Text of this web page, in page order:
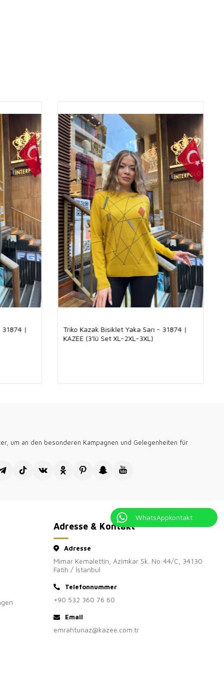
WhatsAppkontakt
mit ihrem angenehmen und stilvollen Aussehen ihren Platz in
Frauen jeden Alters. Diese Modelle, die durch ihre
den ganzen Tag über für ein angenehmes
sind mit ihren modischen Trendlinien für stilbewusste Frauen
Besitzer von Großhandelsboutiquen bietet Strickwaren eine
mit unterschiedlichen Farb-, Modell- und Musteroptionen.
es den Kunden, Strickmodelle zu finden, die zum
Darüber hinaus ist die Tatsache, dass Strickwaren aus
Stoffen bestehen, einer der Hauptgründe für ihre bevorzugte
Das Produkt, bei dem Haltbarkeit und Flexibilität
aus 100 % Polyamidgewebe. Polyamid ist ein Stofftyp,
und Flexibilität bekannt ist. Dank seiner leichten Struktur
Körper an und bietet Bewegungsfreiheit. Darüber hinaus
seine Feuchtigkeitsresistenz und seine schnelltrocknenden
Pullover kann bequem zu allen vier Jahreszeiten getragen
modernen und stylischen Design passt es zu jeder
wird zu einem unverzichtbaren Bestandteil Ihrer Garderobe.
steht für Qualität und Stil. In unseren Boutiquen in Berlin, München
wir sorgfältig ausgewählte Damenbekleidung zu
Großhandelspreisen an. Unsere Kollektionen sind auf die
31874 |
Triko Kazak Bisiklet Yaka Sarı - 31874 |
KAZEE (3'lü Set XL-2XL-3XL)
um an den besonderen Kampagnen und Gelegenheiten für
Adresse & Kontakt
Adresse
Mimar Kemalettin, Azimkar Sk. No:44/C, 34130
Fatih / İstanbul
Telefonnummer
+90 532 360 76 60
Email
emrahtunaz@kazee.com.tr